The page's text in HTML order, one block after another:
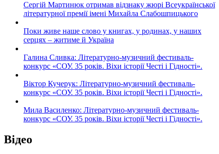
Сергій Мартинюк отримав відзнаку жюрі Всеукраїнської
літературної премії імені Михайла Слабошпицького
Поки живе наше слово у книгах, у родинах, у наших
серцях – житиме й Україна
Галина Сливка: Літературно-музичний фестиваль-
конкурс «СОУ. 35 років. Віхи історії Честі і Гідності».
Віктор Кучерук: Літературно-музичний фестиваль-
конкурс «СОУ. 35 років. Віхи історії Честі і Гідності».
Мила Василенко: Літературно-музичний фестиваль-
конкурс «СОУ. 35 років. Віхи історії Честі і Гідності».
Відео